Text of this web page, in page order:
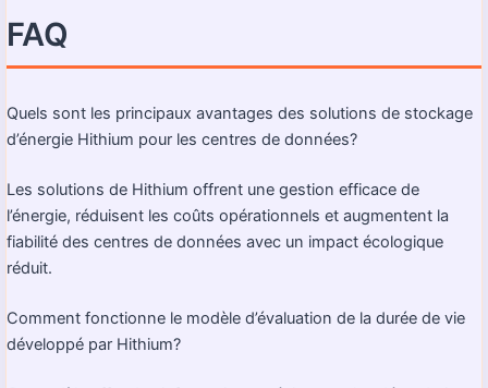
FAQ
Quels sont les principaux avantages des solutions de stockage
d’énergie Hithium pour les centres de données?
Les solutions de Hithium offrent une gestion efficace de
l’énergie, réduisent les coûts opérationnels et augmentent la
fiabilité des centres de données avec un impact écologique
réduit.
Comment fonctionne le modèle d’évaluation de la durée de vie
développé par Hithium?